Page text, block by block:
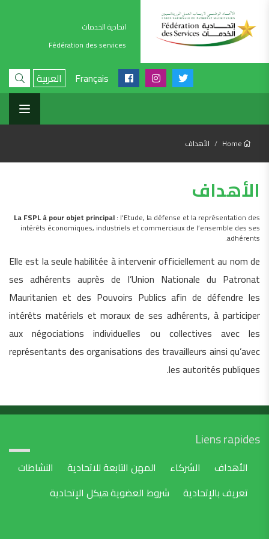
اتحادية الخدمات
Fédération des services
Français العربية
Home الأهداف
الأهداف
La FSPL à pour objet principal: l’Etude, la défense et la représentation des
intérêts économiques, industriels et commerciaux de l’ensemble des ses
adhérents.
Elle est la seule habilitée à intervenir officiellement au nom de
ses adhérents auprès de l’Union Nationale du Patronat
Mauritanien et des Pouvoirs Publics afin de défendre les
intérêts matériels et moraux de ses adhérents, à participer
aux négociations individuelles ou collectives avec les
représentants des organisations des travailleurs ainsi qu’avec
les autorités publiques.
Liens rapides
الأهداف الشركاء المهن التابعة للاتحادية
النشاطات
تعريف بالإتحادية
شروط العضويةهيكل الإتحادية